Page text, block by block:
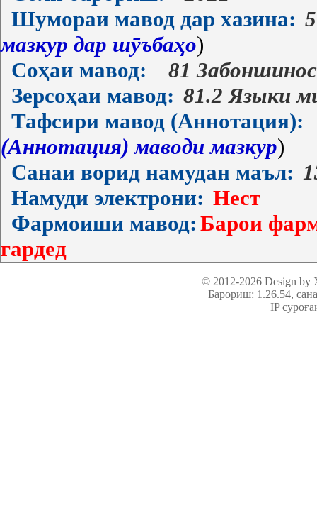
Шумораи мавод дар хазина:
мазкур дар шӯъбаҳо)
Соҳаи мавод:
81
Зерсоҳаи мавод: 81.2 Языки
Тафсири мавод (Аннотация):
(Аннотация) маводи мазкур)
Санаи ворид намудан маъл:
Намуди электрони: Нест
Фармоиши мавод: Барои
гардед
© 2012-2026 Design
Барориш: 1.26.54,
IP